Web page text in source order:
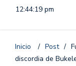
12:44:20 pm
Inicio / Post /
discordia de